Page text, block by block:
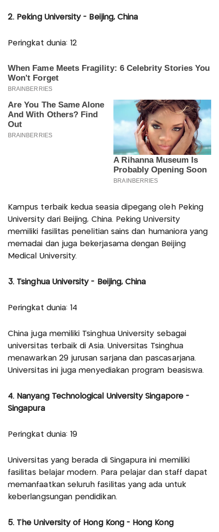
2. Peking University - Beijing, China
Peringkat dunia: 12
Kampus terbaik kedua seasia dipegang oleh Peking
University dari Beijing, China. Peking University
memiliki fasilitas penelitian sains dan humaniora yang
memadai dan juga bekerjasama dengan Beijing
Medical University.
3. Tsinghua University - Beijing, China
Peringkat dunia: 14
China juga memiliki Tsinghua University sebagai
universitas terbaik di Asia. Universitas Tsinghua
menawarkan 29 jurusan sarjana dan pascasarjana.
Universitas ini juga menyediakan program beasiswa.
4. Nanyang Technological University Singapore -
Singapura
Peringkat dunia: 19
Universitas yang berada di Singapura ini memiliki
fasilitas belajar modern. Para pelajar dan staff dapat
memanfaatkan seluruh fasilitas yang ada untuk
keberlangsungan pendidikan.
5. The University of Hong Kong - Hong Kong